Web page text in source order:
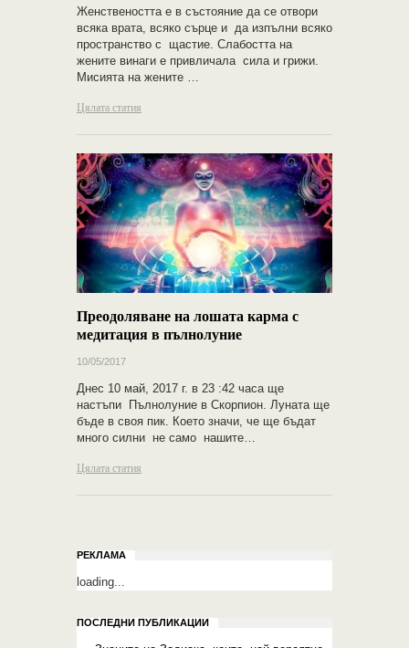
Женствеността е в състояние да се отвори
всяка врата, всяко сърце и да изпълни всяко
пространство с щастие. Слабостта на
жените винаги е привличала сила и грижи.
Мисията на жените …
Цялата статия
Преодоляване на лошата карма с
медитация в пълнолуние
10/05/2017
Днес 10 май, 2017 г. в 23 :42 часа ще
настъпи Пълнолуние в Скорпион. Луната ще
бъде в своя пик. Което значи, че ще бъдат
много силни не само нашите…
Цялата статия
РЕКЛАМА
loading...
ПОСЛЕДНИ ПУБЛИКАЦИИ